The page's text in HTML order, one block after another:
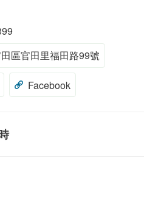
區官田里福田路99號
Facebook